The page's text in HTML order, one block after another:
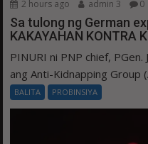
2 hours ago admin 3 0
Sa tulong ng German
KAKAYAHAN KONTRA
PINURI ni PNP chief,
ang Anti-Kidnapping Group
BALITA PROBINSIYA